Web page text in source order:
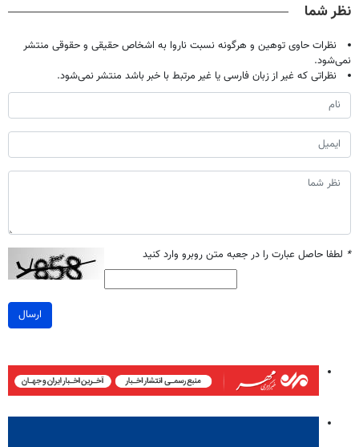
تخفیف ویژه
نظر شما
نظرات حاوی توهین و هرگونه نسبت ناروا به اشخاص حقیقی و حقوقی منتشر
نمی‌شود.
نظراتی که غیر از زبان فارسی یا غیر مرتبط با خبر باشد منتشر نمی‌شود.
* لطفا حاصل عبارت را در جعبه متن روبرو وارد کنید
ارسال